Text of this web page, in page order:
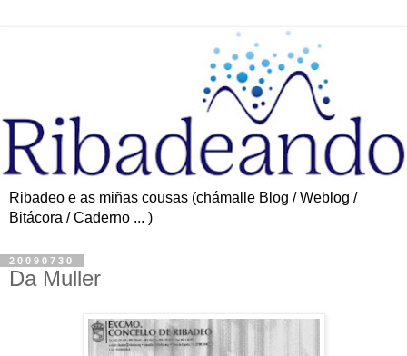
Ribadeo e as miñas cousas (chámalle Blog / Weblog /
Bitácora / Caderno ... )
20090730
Da Muller